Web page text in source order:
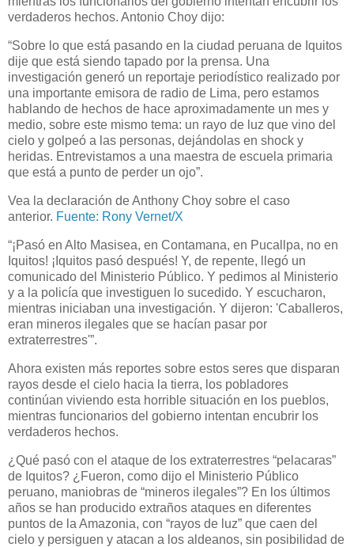
verdaderos hechos. Antonio Choy dijo:
“Sobre lo que está pasando en la ciudad peruana de Iquitos
dije que está siendo tapado por la prensa. Una
investigación generó un reportaje periodístico realizado por
una importante emisora ​​de radio de Lima, pero estamos
hablando de hechos de hace aproximadamente un mes y
medio, sobre este mismo tema: un rayo de luz que vino del
cielo y golpeó a las personas, dejándolas en shock y
heridas. Entrevistamos a una maestra de escuela primaria
que está a punto de perder un ojo”.
Vea la declaración de Anthony Choy sobre el caso
anterior. Fuente: Rony Vernet/X
“¡Pasó en Alto Masisea, en Contamana, en Pucallpa, no en
Iquitos! ¡Iquitos pasó después! Y, de repente, llegó un
comunicado del Ministerio Público. Y pedimos al Ministerio
y a la policía que investiguen lo sucedido. Y escucharon,
mientras iniciaban una investigación. Y dijeron: 'Caballeros,
eran mineros ilegales que se hacían pasar por
extraterrestres'”.
Ahora existen más reportes sobre estos seres que disparan
rayos desde el cielo hacia la tierra, los pobladores
continúan viviendo esta horrible situación en los pueblos,
mientras funcionarios del gobierno intentan encubrir los
verdaderos hechos.
¿Qué pasó con el ataque de los extraterrestres “pelacaras”
de Iquitos? ¿Fueron, como dijo el Ministerio Público
peruano, maniobras de “mineros ilegales”? En los últimos
años se han producido extraños ataques en diferentes
puntos de la Amazonia, con “rayos de luz” que caen del
cielo y persiguen y atacan a los aldeanos, sin posibilidad de